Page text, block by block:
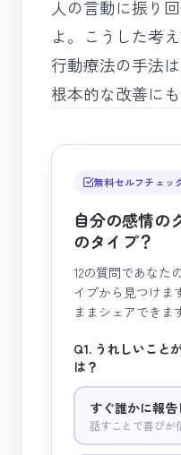
人の言動に振り
よ。こうした考
行動療法の手法
根本的な改善に
無料セルフチェッ
自分の感情の
のタイプ？
12の質問であなた
イプから見つけま
ままシェアできま
Q1. うれしいこと
は？
すぐ誰かに報告
話すことで喜びが